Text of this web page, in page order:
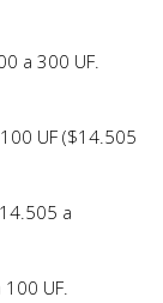
a 300 UF.
UF ($14.505
a
UF.